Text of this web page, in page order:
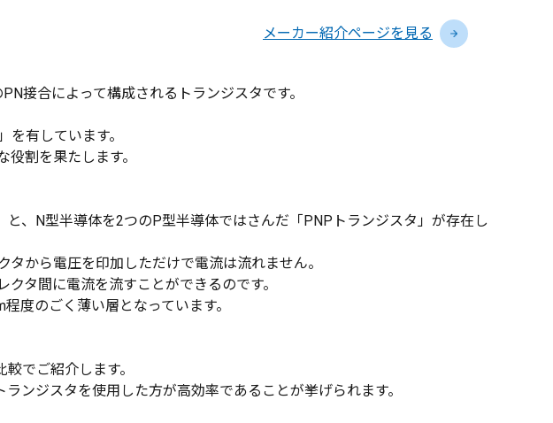
メーカー紹介ページを見る
接合によって構成されるトランジスタです。
有しています。
割を果たします。
、N型半導体を2つのP型半導体ではさんだ「PNPトランジスタ」が存在し
から電圧を印加しただけで電流は流れません。
タ間に電流を流すことができるのです。
度のごく薄い層となっています。
でご紹介します。
ンジスタを使用した方が高効率であることが挙げられます。